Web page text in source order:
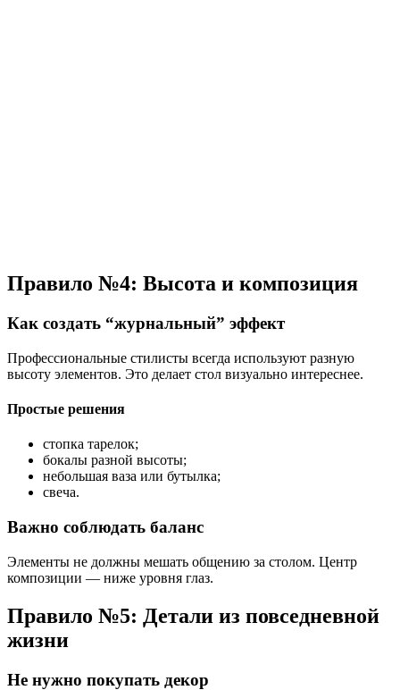
Правило №4: Высота и композиция
Как создать “журнальный” эффект
Профессиональные стилисты всегда используют разную
высоту элементов. Это делает стол визуально интереснее.
Простые решения
стопка тарелок;
бокалы разной высоты;
небольшая ваза или бутылка;
свеча.
Важно соблюдать баланс
Элементы не должны мешать общению за столом. Центр
композиции — ниже уровня глаз.
Правило №5: Детали из повседневной
жизни
Не нужно покупать декор